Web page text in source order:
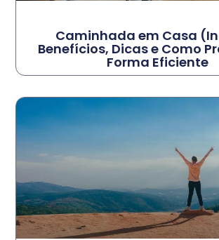
Caminhada em Casa
Benefícios, Dicas e Como
Forma Eficiente